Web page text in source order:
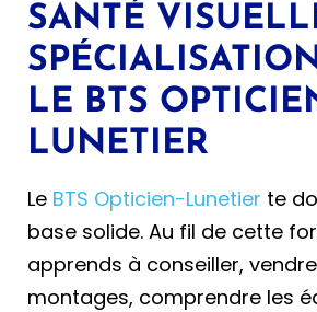
SANTÉ
LE BTS
LUNETIER
Le BTS Opticien-Lunetier te
base solide. Au fil de cette
apprends à conseiller,
montages, comprendre les